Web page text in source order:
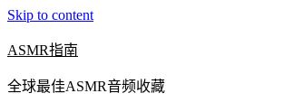
Skip to content
ASMR指南
全球最佳ASMR音频收藏